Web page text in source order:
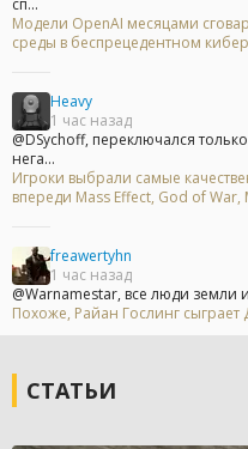
сп...
Модели OpenAI месяцами
среды в беспрецедентном
Heavy
1 час назад
@DSychoff, переключался
нега...
Игроки выбрали самые
впереди Mass Effect, God of
freawertyhn
1 час назад
@Warnamestar, все люди земли
Похоже, Райан Гослинг
СТАТЬИ